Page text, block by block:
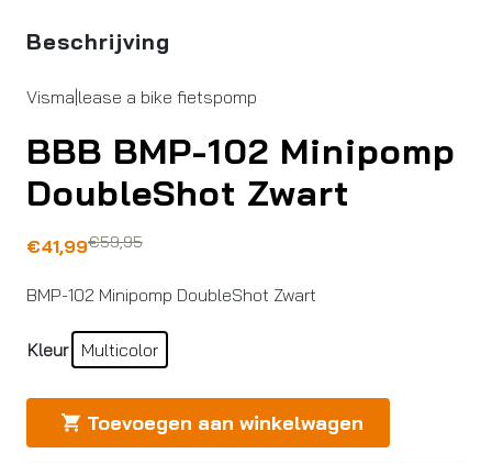
Beschrijving
Visma|lease a bike fietspomp
BBB BMP-102 Minipomp
DoubleShot Zwart
€59,95
Oorspronkelijke
was:
€59,95.
€41,99
Huidige
is:
€41,99.
BMP-102 Minipomp DoubleShot Zwart
Kleur Multicolor
Toevoegen aan winkelwagen